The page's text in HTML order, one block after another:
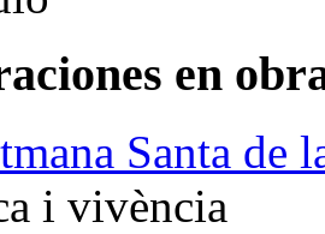
en
Santa de
i vivència